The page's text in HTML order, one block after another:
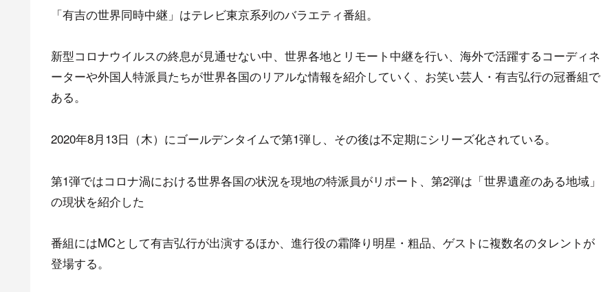
「有吉の世界同時中継」はテレビ東京系列のバラエティ番組。
新型コロナウイルスの終息が見通せない中、世界各地とリモート中継を行い、海外で活躍するコーディネ
ーターや外国人特派員たちが世界各国のリアルな情報を紹介していく、お笑い芸人・有吉弘行の冠番組で
ある。
2020年8月13日（木）にゴールデンタイムで第1弾し、その後は不定期にシリーズ化されている。
第1弾ではコロナ渦における世界各国の状況を現地の特派員がリポート、第2弾は「世界遺産のある地域」
の現状を紹介した
番組にはMCとして有吉弘行が出演するほか、進行役の霜降り明星・粗品、ゲストに複数名のタレントが
登場する。